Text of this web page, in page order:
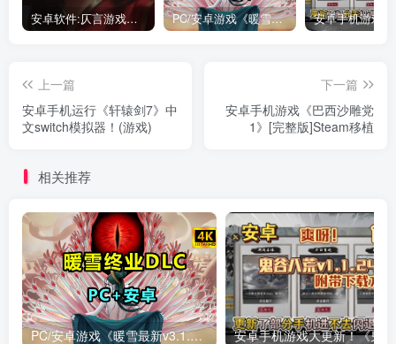
安卓软件:仄言游戏库4.0APP全新上架了！没有下的赶紧下载呀！ PC/安卓游戏《暖雪最新v3.1.0.1》终业DLC整合版！
上一篇
安卓手机运行《轩辕剑7》中
文switch模拟器！(游戏)
下一篇
安卓手机游戏《巴西沙雕党
1》[完整版]Steam移植
相关推荐
PC/安卓游戏《暖雪最新v3.1.0.1》终业DLC整合版！